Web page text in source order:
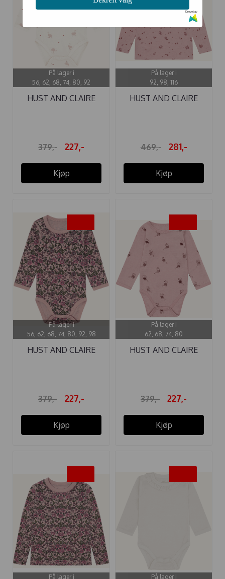
På lager i
56, 62, 68, 74, 80, 92
HUST AND CLAIRE
379,- 227,-
Kjøp
På lager i
92, 98, 116
HUST AND CLAIRE
469,- 281,-
Kjøp
På lager i
56, 62, 68, 74, 80, 92, 98
HUST AND CLAIRE
379,- 227,-
Kjøp
På lager i
62, 68, 74, 80
HUST AND CLAIRE
379,- 227,-
Kjøp
På lager i På lager i
Drevet av